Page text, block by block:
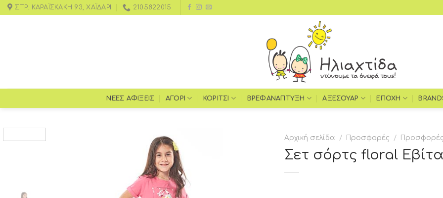
ΣΤΡ. ΚΑΡΑΪΣΚΆΚΗ 93, ΧΑΪΔΆΡΙ 2105822015
ΝΕΕΣ ΑΦΙΞΕΙΣ ΑΓΌΡΙ ΚΟΡΊΤΣΙ ΒΡΕΦΑΝΆΠΤΥΞΗ ΑΞΕΣΟΥΆΡ ΕΠΟΧΉ
Αρχική σελίδα / Προσφορές /
Σετ σόρτς floral Εβίτα